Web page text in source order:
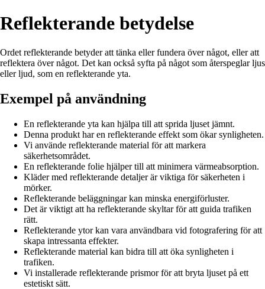
Reflekterande betydelse
Ordet reflekterande betyder att tänka eller fundera över något, eller att
reflektera över något. Det kan också syfta på något som återspeglar ljus
eller ljud, som en reflekterande yta.
Exempel på användning
En reflekterande yta kan hjälpa till att sprida ljuset jämnt.
Denna produkt har en reflekterande effekt som ökar synligheten.
Vi använde reflekterande material för att markera
säkerhetsområdet.
En reflekterande folie hjälper till att minimera värmeabsorption.
Kläder med reflekterande detaljer är viktiga för säkerheten i
mörker.
Reflekterande beläggningar kan minska energiförluster.
Det är viktigt att ha reflekterande skyltar för att guida trafiken
rätt.
Reflekterande ytor kan vara användbara vid fotografering för att
skapa intressanta effekter.
Reflekterande material kan bidra till att öka synligheten i
trafiken.
Vi installerade reflekterande prismor för att bryta ljuset på ett
estetiskt sätt.